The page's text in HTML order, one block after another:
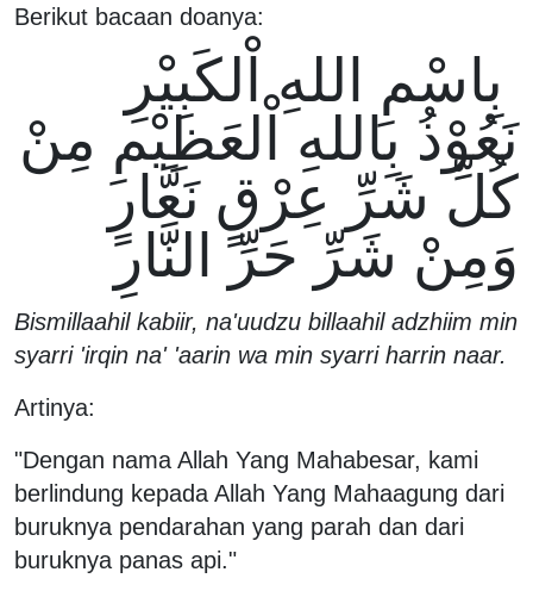
Berikut bacaan doanya:
بِاسْمِ اللهِ اْلكَبِيْرِ
نَعُوْذُ بِاللهِ اْلعَظِيْمِ مِنْ
كُلِّ شَرِّ عِرْقٍ نَعَّارٍ
وَمِنْ شَرِّ حَرِّ النَّارِ
Bismillaahil kabiir, na'uudzu billaahil adzhiim min
syarri 'irqin na' 'aarin wa min syarri harrin naar.
Artinya:
"Dengan nama Allah Yang Mahabesar, kami
berlindung kepada Allah Yang Mahaagung dari
buruknya pendarahan yang parah dan dari
buruknya panas api."